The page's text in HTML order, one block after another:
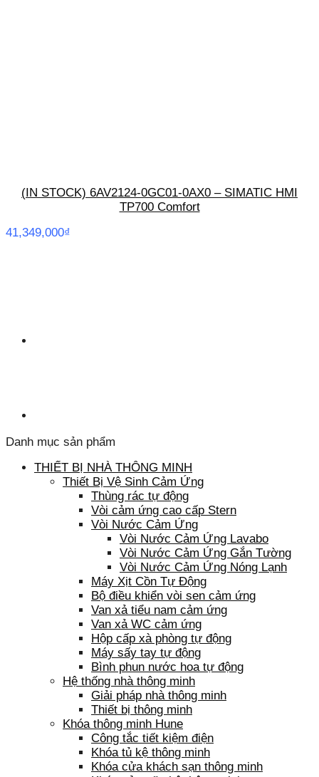
(IN STOCK) 6AV2124-0GC01-0AX0 – SIMATIC HMI
TP700 Comfort
41,349,000₫
Danh mục sản phẩm
THIẾT BỊ NHÀ THÔNG MINH
Thiết Bị Vệ Sinh Cảm Ứng
Thùng rác tự động
Vòi cảm ứng cao cấp Stern
Vòi Nước Cảm Ứng
Vòi Nước Cảm Ứng Lavabo
Vòi Nước Cảm Ứng Gắn Tường
Vòi Nước Cảm Ứng Nóng Lạnh
Máy Xịt Cồn Tự Động
Bộ điều khiển vòi sen cảm ứng
Van xả tiểu nam cảm ứng
Van xả WC cảm ứng
Hộp cấp xà phòng tự động
Máy sấy tay tự động
Bình phun nước hoa tự động
Hệ thống nhà thông minh
Giải pháp nhà thông minh
Thiết bị thông minh
Khóa thông minh Hune
Công tắc tiết kiệm điện
Khóa tủ kệ thông minh
Khóa cửa khách sạn thông minh